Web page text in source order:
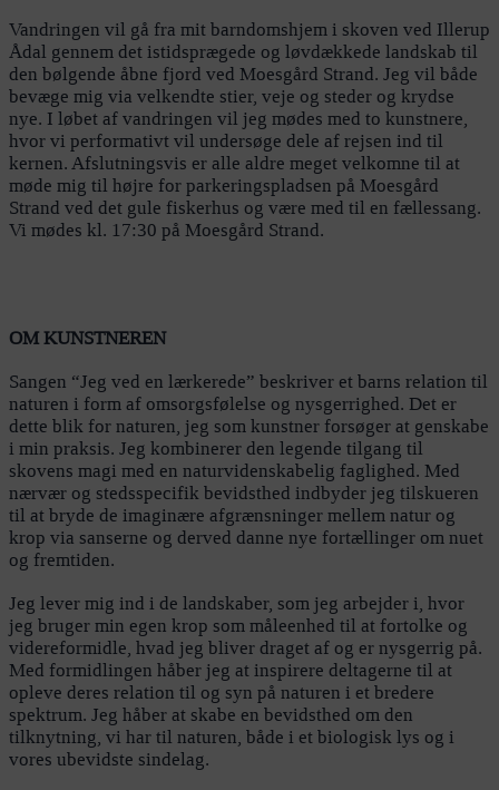
Vandringen vil gå fra mit barndomshjem i skoven ved Illerup
Ådal gennem det istidsprægede og løvdækkede landskab til
den bølgende åbne fjord ved Moesgård Strand. Jeg vil både
bevæge mig via velkendte stier, veje og steder og krydse
nye. I løbet af vandringen vil jeg mødes med to kunstnere,
hvor vi performativt vil undersøge dele af rejsen ind til
kernen. Afslutningsvis er alle aldre meget velkomne til at
møde mig til højre for parkeringspladsen på Moesgård
Strand ved det gule fiskerhus og være med til en fællessang.
Vi mødes kl. 17:30 på Moesgård Strand.
OM KUNSTNEREN
Sangen “Jeg ved en lærkerede” beskriver et barns relation til
naturen i form af omsorgsfølelse og nysgerrighed. Det er
dette blik for naturen, jeg som kunstner forsøger at genskabe
i min praksis. Jeg kombinerer den legende tilgang til
skovens magi med en naturvidenskabelig faglighed. Med
nærvær og stedsspecifik bevidsthed indbyder jeg tilskueren
til at bryde de imaginære afgrænsninger mellem natur og
krop via sanserne og derved danne nye fortællinger om nuet
og fremtiden.
Jeg lever mig ind i de landskaber, som jeg arbejder i, hvor
jeg bruger min egen krop som måleenhed til at fortolke og
videreformidle, hvad jeg bliver draget af og er nysgerrig på.
Med formidlingen håber jeg at inspirere deltagerne til at
opleve deres relation til og syn på naturen i et bredere
spektrum. Jeg håber at skabe en bevidsthed om den
tilknytning, vi har til naturen, både i et biologisk lys og i
vores ubevidste sindelag.